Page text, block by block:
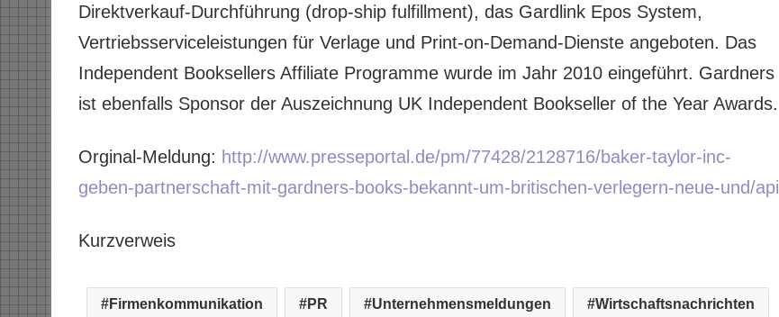
Direktverkauf-Durchführung (drop-ship fulfillment), das Gardlink Epos System,
Vertriebsserviceleistungen für Verlage und Print-on-Demand-Dienste angeboten. Das
Independent Booksellers Affiliate Programme wurde im Jahr 2010 eingeführt. Gardners
ist ebenfalls Sponsor der Auszeichnung UK Independent Bookseller of the Year Awards.
Orginal-Meldung: http://www.presseportal.de/pm/77428/2128716/baker-taylor-inc-
geben-partnerschaft-mit-gardners-books-bekannt-um-britischen-verlegern-neue-und/api
Kurzverweis
Firmenkommunikation PR Unternehmensmeldungen Wirtschaftsnachrichten